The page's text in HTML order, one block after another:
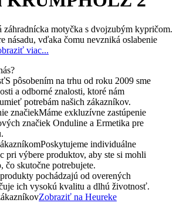
záhradnícka motyčka s dvojzubým kypričom.
násadu, vďaka čomu nevzniká oslabenie
viac...
S pôsobením na trhu od roku 2009 sme
a odborné znalosti, ktoré nám
potrebám našich zákazníkov.
značiekMáme exkluzívne zastúpenie
značiek Onduline a Ermetika pre
Poskytujeme individuálne
pri výbere produktov, aby ste si mohli
čo skutočne potrebujete.
pochádzajú od overených
ich vysokú kvalitu a dlhú životnosť.
Zobraziť na Heureke